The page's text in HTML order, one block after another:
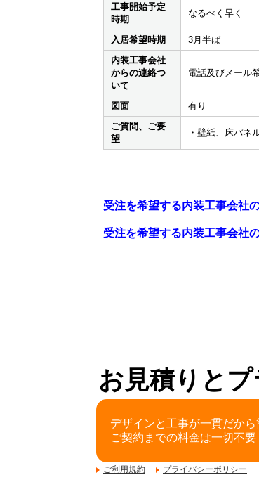
工事開始予定
時期
なるべく早く
入居希望時期
3月半ば
内装工事会社
からの連絡つ
いて
電話及びメール
図面
有り
ご質問、ご要
望
・壁紙、床パネ
受注を希望する内装工事会社
受注を希望する内装工事会社
お見積りと
デザインと工事が一貫だか
ご契約までの料金は一切不要
ご利用規約 プライバシーポリシー